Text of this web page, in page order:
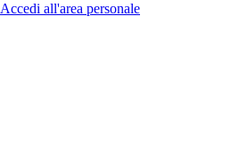
Accedi all'area personale